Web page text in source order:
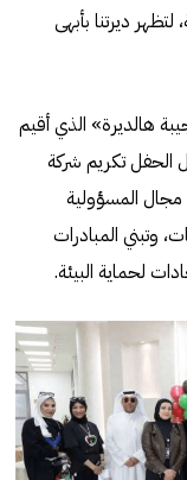
ديرتنا بأبهى
هالديرة» الذي أقيم
الحفل تكريم شركة
مجال المسؤولية
وتبني المبادرات
لحماية البيئة.